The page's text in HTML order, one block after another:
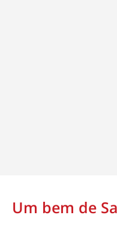
Um bem de